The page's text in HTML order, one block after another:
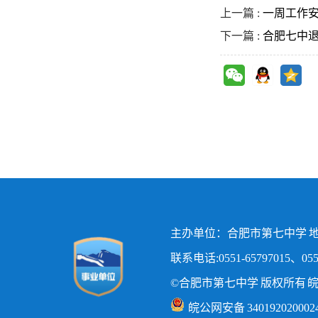
上一篇 : 一周工作
下一篇 : 合肥七中
主办单位：合肥市第七中学
联系电话:0551-65797015、
©合肥市第七中学 版权所有
皖公网安备